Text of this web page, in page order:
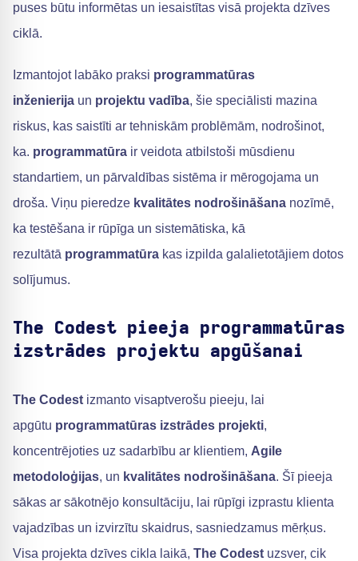
puses būtu informētas un iesaistītas visā projekta dzīves
ciklā.
Izmantojot labāko praksi programmatūras
inženierija un projektu vadība, šie speciālisti mazina
riskus, kas saistīti ar tehniskām problēmām, nodrošinot,
ka. programmatūra ir veidota atbilstoši mūsdienu
standartiem, un pārvaldības sistēma ir mērogojama un
droša. Viņu pieredze kvalitātes nodrošināšana nozīmē,
ka testēšana ir rūpīga un sistemātiska, kā
rezultātā programmatūra kas izpilda galalietotājiem dotos
solījumus.
The Codest pieeja programmatūras
izstrādes projektu apgūšanai
The Codest izmanto visaptverošu pieeju, lai
apgūtu programmatūras izstrādes projekti,
koncentrējoties uz sadarbību ar klientiem, Agile
metodoloģijas, un kvalitātes nodrošināšana. Šī pieeja
sākas ar sākotnējo konsultāciju, lai rūpīgi izprastu klienta
vajadzības un izvirzītu skaidrus, sasniedzamus mērķus.
Visa projekta dzīves cikla laikā, The Codest uzsver, cik